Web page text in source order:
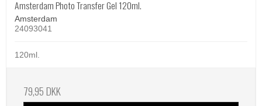
Amsterdam Photo Transfer Gel 120ml.
Amsterdam
24093041
120ml.
79,95 DKK